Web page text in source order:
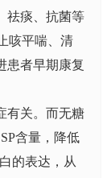
祛痰、抗菌等
咳平喘、清
患者早期康复
有关。而无糖
含量，降低
的表达，从